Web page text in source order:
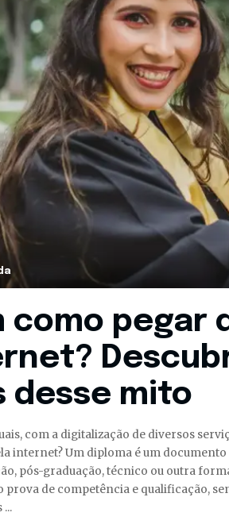
como pegar
desse mito
com a digitalização de diversos
internet? Um diploma é um
pós-graduação, técnico ou outra
prova de competência e qualificação,
...